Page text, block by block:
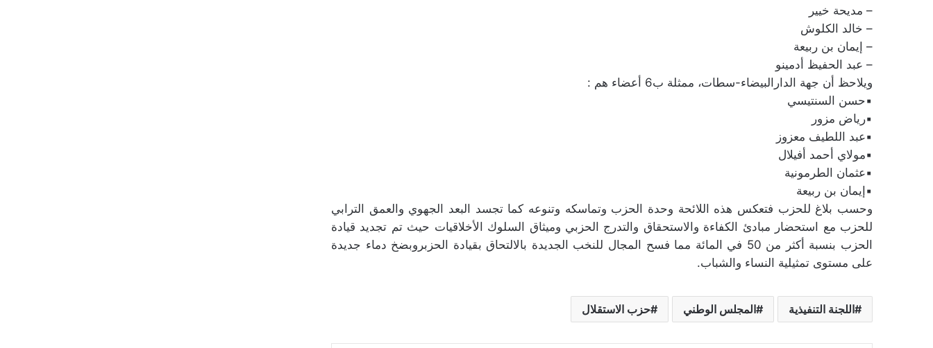
– مديحة خيير
– خالد الكلوش
– إيمان بن ربيعة
– عبد الحفيظ أدمينو
ويلاحظ أن جهة الدارالبيضاء-سطات، ممثلة ب6 أعضاء هم :
▪︎حسن السنتيسي
▪︎رياض مزور
▪︎عبد اللطيف معزوز
▪︎مولاي أحمد أفيلال
▪︎عثمان الطرمونية
▪︎إيمان بن ربيعة
وحسب بلاغ للحزب فتعكس هذه اللائحة وحدة الحزب وتماسكه وتنوعه كما تجسد البعد الجهوي والعمق الترابي
للحزب مع استحضار مبادئ الكفاءة والاستحقاق والتدرج الحزبي وميثاق السلوك الأخلاقيات حيث تم تجديد قيادة
الحزب بنسبة أكثر من 50 في المائة مما فسح المجال للنخب الجديدة بالالتحاق بقيادة الحزبروبضخ دماء جديدة
على مستوى تمثيلية النساء والشباب.
اللجنة التنفيذية المجلس الوطني حزب الاستقلال